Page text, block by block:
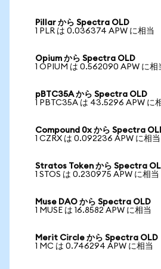
Pillar から Spectra OLD
1 PLR は 0.036374 APW に相当
Opium から Spectra OLD
1 OPIUM は 0.562090 APW に相
pBTC35A から Spectra OLD
1 PBTC35A は 43.5296 APW に
Compound 0x から Spectra
1 CZRX は 0.092236 APW に相当
Stratos Token から Spectra
1 STOS は 0.230975 APW に相当
Muse DAO から Spectra OLD
1 MUSE は 16.8582 APW に相当
Merit Circle から Spectra OLD
1 MC は 0.746294 APW に相当